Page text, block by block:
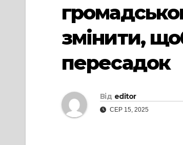
змінити,
пересадок
Від editor
СЕР 15, 2025